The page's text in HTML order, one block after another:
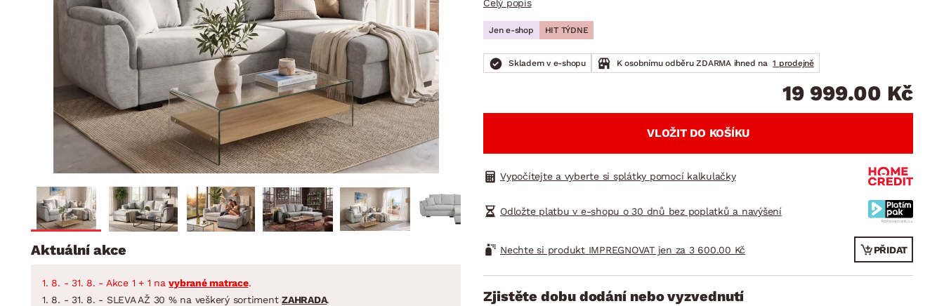
Dětský pokoj
Předsíň, šatna a chodba
Kuchyně
Koupelna
Zahrada
Domácnost
BYTOVÝ TEXTIL
Závěsy a žaluzie
Zobrazit vše
STOLOVÁNÍ A VAŘENÍ
Jídelní servis
Příbory
Hrnce
Pánve
Zobrazit vše
DOMÁCÍ SPOTŘEBIČE
Koupelnové sestavy
Jídelní sestavy
Zahradní sestavy
Celý popis
Jen e-shop HIT TÝDNE
Skladem v e-shopu K osobnímu odběru ZDARMA ihned na 1 prodejně
19 999.00 Kč
VLOŽIT DO KOŠÍKU
Vypočítejte a vyberte si splátky pomocí kalkulačky
Odložte platbu v e-shopu o 30 dnů bez poplatků a navýšení
Nechte si produkt IMPREGNOVAT jen za 3 600.00 Kč PŘIDAT
Zjistěte dobu dodání nebo vyzvednutí
Aktuální akce
1. 8. - 31. 8. - Akce 1 + 1 navybrané matrace.
1. 8. - 31. 8. - SLEVA AŽ 30 % na veškerý sortiment ZAHRADA.